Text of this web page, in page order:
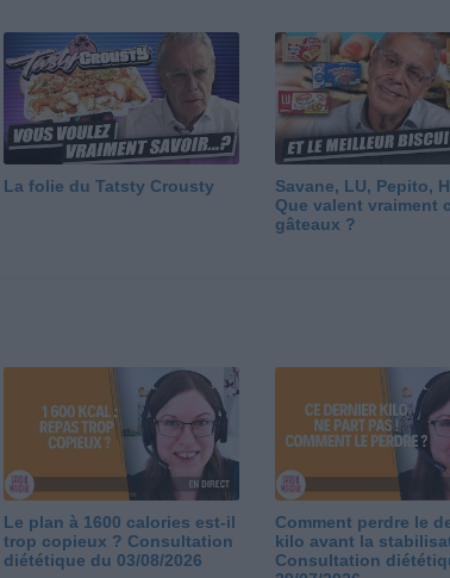
La folie du Tatsty Crousty
Savane, LU, Pepito,
Que valent vraiment
gâteaux ?
Le plan à 1600 calories est-il
trop copieux ? Consultation
diététique du 03/08/2026
Comment perdre le
kilo avant la
Consultation